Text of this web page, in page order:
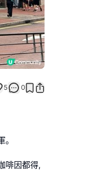
5 0
｡
啡因都得,